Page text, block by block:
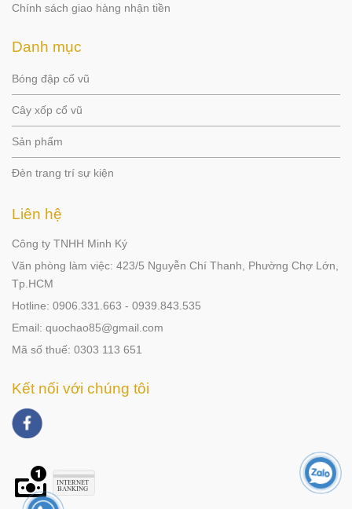
Chính sách giao hàng nhận tiền
Danh mục
Bóng đập cổ vũ
Cây xốp cổ vũ
Sản phẩm
Đèn trang trí sự kiện
Liên hệ
Công ty TNHH Minh Ký
Văn phòng làm việc: 423/5 Nguyễn Chí Thanh, Phường Chợ Lớn,
Tp.HCM
Hotline: 0906.331.663 - 0939.843.535
Email: quochao85@gmail.com
Mã số thuế: 0303 113 651
Kết nối với chúng tôi